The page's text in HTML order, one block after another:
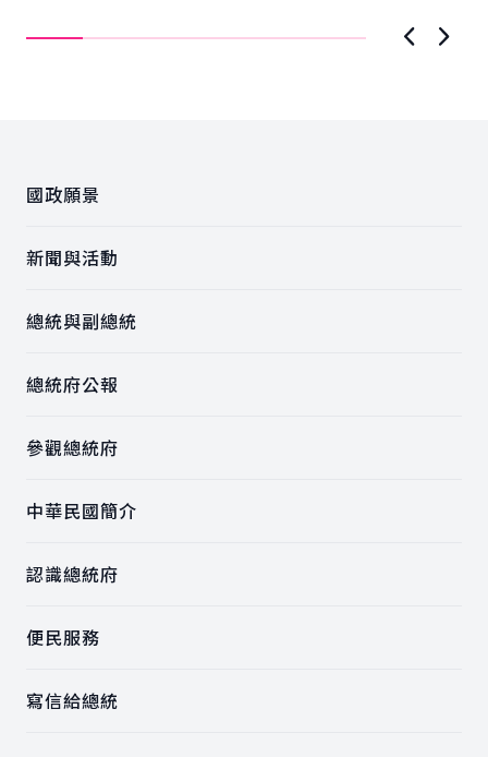
維...
國政願景
新聞與活動
總統與副總統
總統府公報
參觀總統府
中華民國簡介
認識總統府
便民服務
寫信給總統